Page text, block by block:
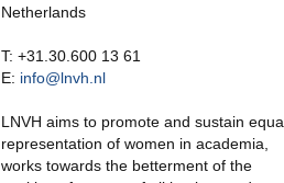
Netherlands
T: +31.30.600 13 61
E: info@lnvh.nl
LNVH aims to promote and sustain
representation of women in academia,
works towards the betterment of the